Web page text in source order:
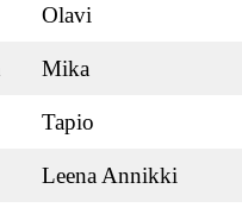
Olavi
Mika
Tapio
Leena Annikki